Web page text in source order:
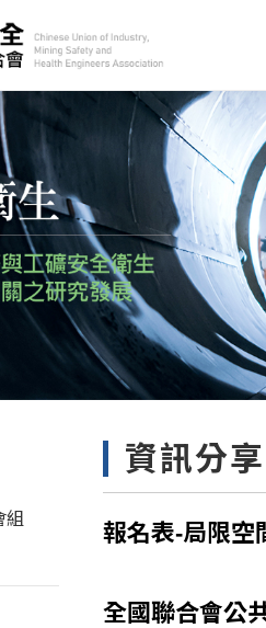
組
資訊分享
報名表-局限空
全國聯合會公